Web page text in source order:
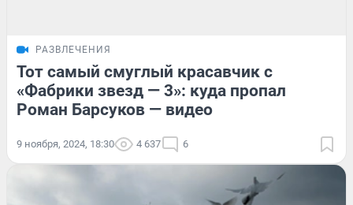
РАЗВЛЕЧЕНИЯ
Тот самый смуглый красавчик с
«Фабрики звезд — 3»: куда пропал
Роман Барсуков — видео
9 ноября, 2024, 18:30 4 637 6